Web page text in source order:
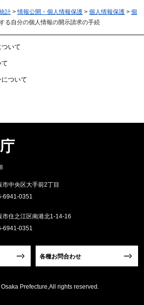
計 >情報公開・個人情報保護 > 個人情報保護 > 個
る自分の個人情報の開示請求の手続
いて
ついて
中央区大手前2丁目
6941-0351
住之江区南港北1-14-16
6941-0351
各種お問合わせ
Prefecture,All rights reserved.